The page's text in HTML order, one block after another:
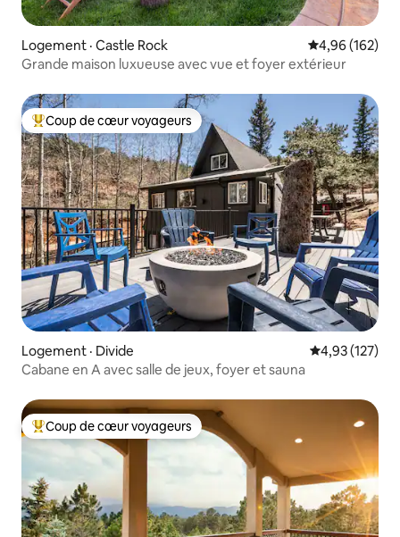
Logement · Castle Rock Note
4,96 (162)
Grande maison luxueuse avec vue et foyer extérieur
Coup de cœur voyageurs parmi les plus aimés
Coup de cœur voyageurs
Logement · Divide Note
4,93 (127)
Cabane en A avec salle de jeux, foyer et sauna
Coup de cœur voyageurs parmi les plus aimés
Coup de cœur voyageurs